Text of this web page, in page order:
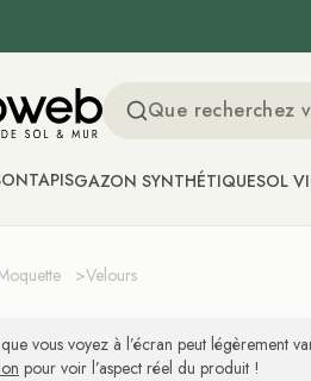
TAPISGAZON SYNTHÉTIQUESOL
>Velours
vous voyez à l’écran peut légèrement
pour voir l’aspect réel du produit !